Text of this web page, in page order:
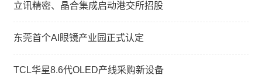
立讯精密、晶合集成启动港交所招股
东莞首个AI眼镜产业园正式认定
TCL华星8.6代OLED产线采购新设备